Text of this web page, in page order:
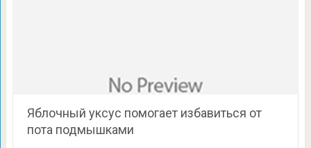
Яблочный уксус помогает избавиться от
пота подмышками